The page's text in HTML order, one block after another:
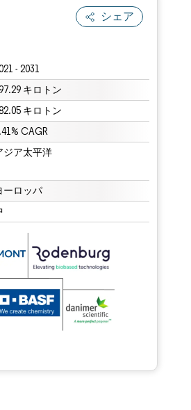
シェア
- 2031
キロトン
キロトン
CAGR
ジア太平洋
ーロッパ
BY 4.0の表示が必要です。